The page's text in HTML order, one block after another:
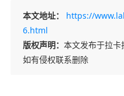
本文地址：
https://
6.html
版权声明： 本文发布于拉卡
如有侵权联系删除